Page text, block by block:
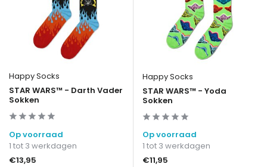
Happy Socks
STAR WARS™ - Darth Vader
Sokken
Op voorraad
1 tot 3 werkdagen
€13,95
Happy Socks
STAR WARS™ - Yoda
Sokken
Op voorraad
1 tot 3 werkdagen
€11,95